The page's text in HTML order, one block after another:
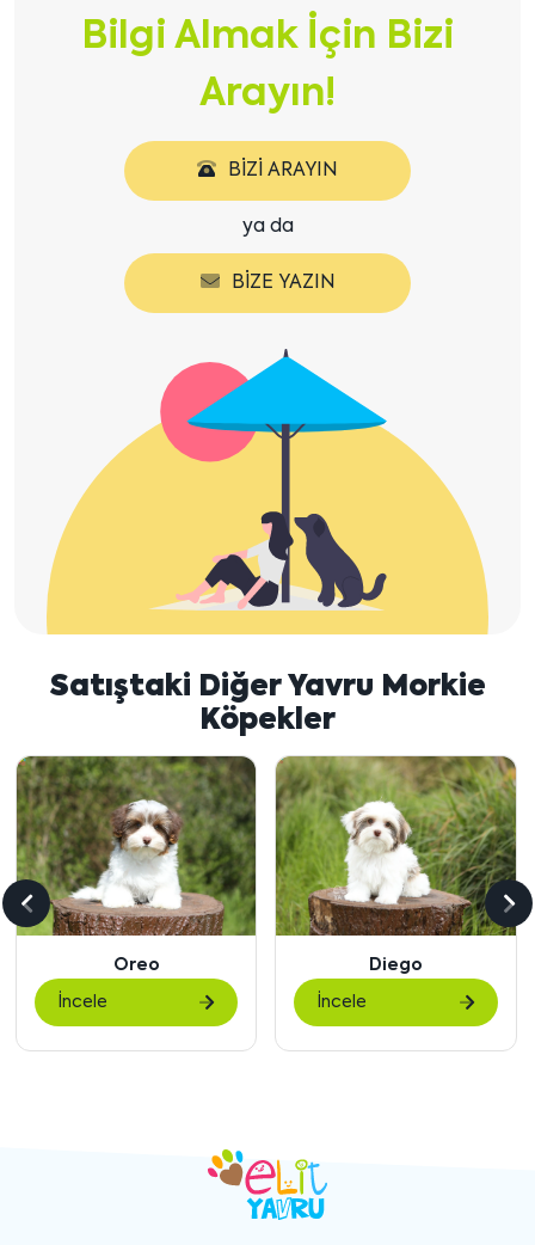
Bilgi Almak İçin Bizi
Arayın!
BIZI ARAYIN
ya da
BIZE YAZIN
Satıştaki Diğer Yavru Morkie
Köpekler
Oreo
İncele
Diego
İncele
Önceki
göster